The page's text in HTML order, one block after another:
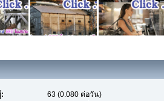
63 (0.080 ต่อวัน)